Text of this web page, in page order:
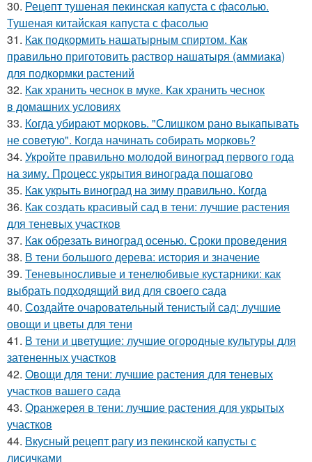
30. Рецепт тушеная пекинская капуста с фасолью.
Тушеная китайская капуста с фасолью
31. Как подкормить нашатырным спиртом. Как
правильно приготовить раствор нашатыря (аммиака)
для подкормки растений
32. Как хранить чеснок в муке. Как хранить чеснок
в домашних условиях
33. Когда убирают морковь. "Слишком рано выкапывать
не советую". Когда начинать собирать морковь?
34. Укройте правильно молодой виноград первого года
на зиму. Процесс укрытия винограда пошагово
35. Как укрыть виноград на зиму правильно. Когда
36. Как создать красивый сад в тени: лучшие растения
для теневых участков
37. Как обрезать виноград осенью. Сроки проведения
38. В тени большого дерева: история и значение
39. Теневыносливые и тенелюбивые кустарники: как
выбрать подходящий вид для своего сада
40. Создайте очаровательный тенистый сад: лучшие
овощи и цветы для тени
41. В тени и цветущие: лучшие огородные культуры для
затененных участков
42. Овощи для тени: лучшие растения для теневых
участков вашего сада
43. Оранжерея в тени: лучшие растения для укрытых
участков
44. Вкусный рецепт рагу из пекинской капусты с
лисичками